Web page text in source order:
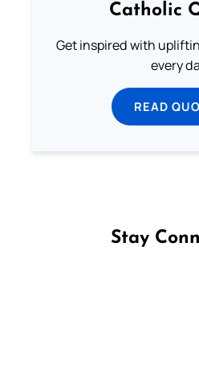
Catholic
Get inspired with
every
READ
Stay